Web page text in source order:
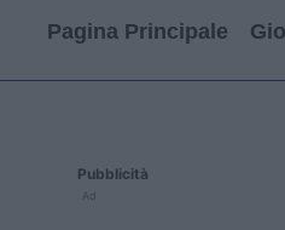
Pagina Principale
Pubblicità
Ad